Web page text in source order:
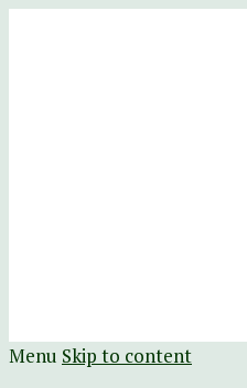
The
Научно-
Menu Skip to content